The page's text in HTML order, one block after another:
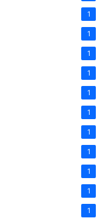
1
1
1
1
1
1
1
1
1
1
1